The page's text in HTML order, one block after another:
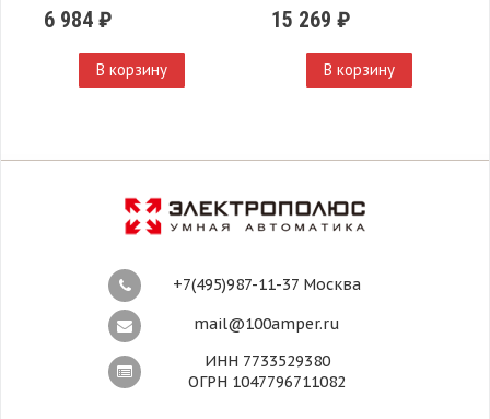
6 984 ₽
В корзину
15 269 ₽
В корзину
+7(495)987-11-37 Москва
mail@100amper.ru
ИНН 7733529380
ОГРН 1047796711082